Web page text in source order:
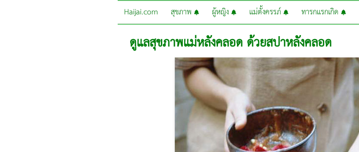
Haijai.com สุขภาพ ผู้หญิง แม่ตั้งครรภ์ ทารกแรกเกิด
ดูแลสุขภาพแม่หลังคลอด ด้วยสปาหลังคลอด